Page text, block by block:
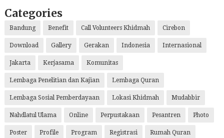
Categories
Bandung Benefit Call Volunteers Khidmah Cirebon
Download Gallery Gerakan Indonesia Internasional
Jakarta Kerjasama Komunitas
Lembaga Penelitian dan Kajian Lembaga Quran
Lembaga Sosial Pemberdayaan Lokasi Khidmah Mudabbir
Nahdlatul Ulama Online Perpustakaan Pesantren Photo
Poster Profile Program Registrasi Rumah Quran